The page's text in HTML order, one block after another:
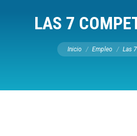
LAS 7
Estás aquí:
Inicio Empleo Las